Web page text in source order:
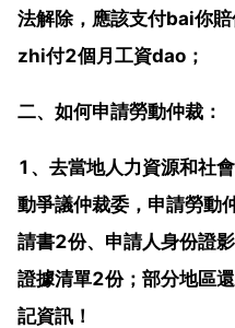
法解除，應該支付bai你
zhi付2個月工資dao；
二、如何申請勞動仲裁：
1、去當地人力資源和社
動爭議仲裁委，申請勞動
請書2份、申請人身份證
證據清單2份；部分地區
記資訊！